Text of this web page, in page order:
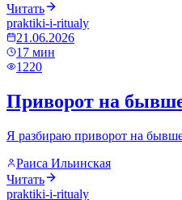
Читать
praktiki-i-ritualy
21.06.2026
17 мин
1220
Приворот на
Я разбираю приворот на
Раиса Ильинская
Читать
praktiki-i-ritualy